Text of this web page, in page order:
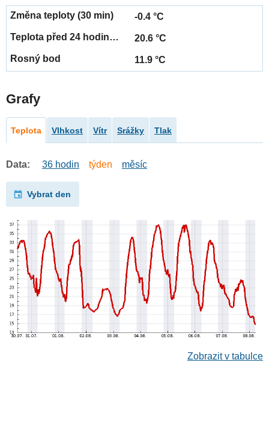
-0.4 °C
20.6 °C
11.9 °C
Grafy
Teplota Vlhkost Vítr Srážky Tlak
Data: 36 hodin týden měsíc
Vybrat den
Zobrazit v tabulce